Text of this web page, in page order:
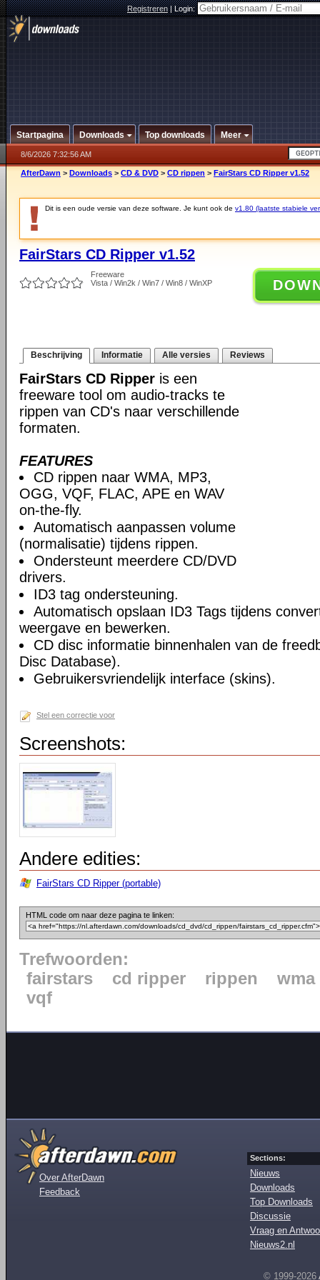
Registreren|Login:
Startpagina Downloads Top downloads Meer
8/6/2026 7:32:56 AM
AfterDawn > Downloads > CD & DVD > CD rippen > FairStars CD Ripper v1.52
Dit is een oude versie van deze software. Je kunt ook de v1.80 (laatste stabiele
FairStars CD Ripper v1.52
Freeware
Vista / Win2k / Win7 / Win8 / WinXP
Beschrijving Informatie Alle versies Reviews
FairStars CD Ripper is een
freeware tool om audio-tracks te
rippen van CD's naar verschillende
formaten.
FEATURES
CD rippen naar WMA, MP3,
OGG, VQF, FLAC, APE en WAV
on-the-fly.
Automatisch aanpassen volume
(normalisatie) tijdens rippen.
Ondersteunt meerdere CD/DVD
drivers.
ID3 tag ondersteuning.
Automatisch opslaan ID3 Tags tijdens
weergave en bewerken.
CD disc informatie binnenhalen van de
Disc Database).
Gebruikersvriendelijk interface (skins).
Stel een correctie voor
Screenshots:
Andere edities:
FairStars CD Ripper (portable)
HTML code om naar deze pagina te linken:
Trefwoorden:
fairstars
cd ripper rippen
wma
vqf
Over AfterDawn
Feedback
Sections:
Nieuws
Downloads
Top Downloads
Discussie
Vraag en
Nieuws2.nl
© 1999-2026